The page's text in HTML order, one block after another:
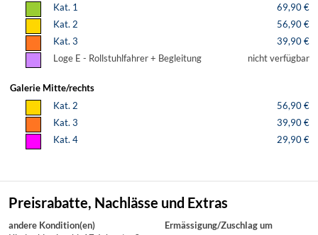
Kat. 1
69,90 €
Kat. 2
56,90 €
Kat. 3
39,90 €
Loge E - Rollstuhlfahrer + Begleitung
nicht verfügbar
Galerie Mitte/rechts
Kat. 2
56,90 €
Kat. 3
39,90 €
Kat. 4
29,90 €
Preisrabatte, Nachlässe und Extras
andere Kondition(en)
Ermässigung/Zuschlag um